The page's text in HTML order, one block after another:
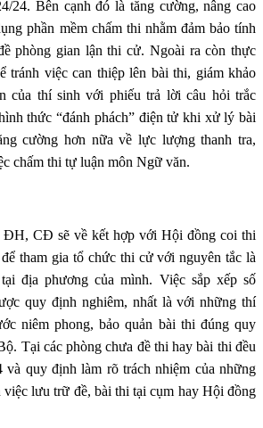
24. Bên cạnh đó là tăng cường, nâng cao
phần mềm chấm thi nhằm đảm bảo tính
phòng gian lận thi cử. Ngoài ra còn thực
tránh việc can thiệp lên bài thi, giám khảo
của thí sinh với phiếu trả lời câu hỏi trắc
thức “đánh phách” điện tử khi xử lý bài
cường hơn nữa về lực lượng thanh tra,
chấm thi tự luận môn Ngữ văn.
ĐH, CĐ sẽ về kết hợp với Hội đồng coi thi
tham gia tổ chức thi cử với nguyên tắc là
địa phương của mình. Việc sắp xếp số
quy định nghiêm, nhất là với những thí
niêm phong, bảo quản bài thi đúng quy
Tại các phòng chưa đề thi hay bài thi đều
và quy định làm rõ trách nhiệm của những
việc lưu trữ đề, bài thi tại cụm hay Hội đồng